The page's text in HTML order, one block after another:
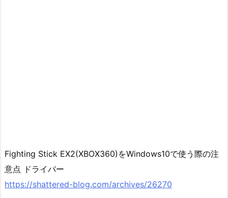
Fighting Stick EX2(XBOX360)をWindows10で使う際の注
意点 ドライバー
https://shattered-blog.com/archives/26270